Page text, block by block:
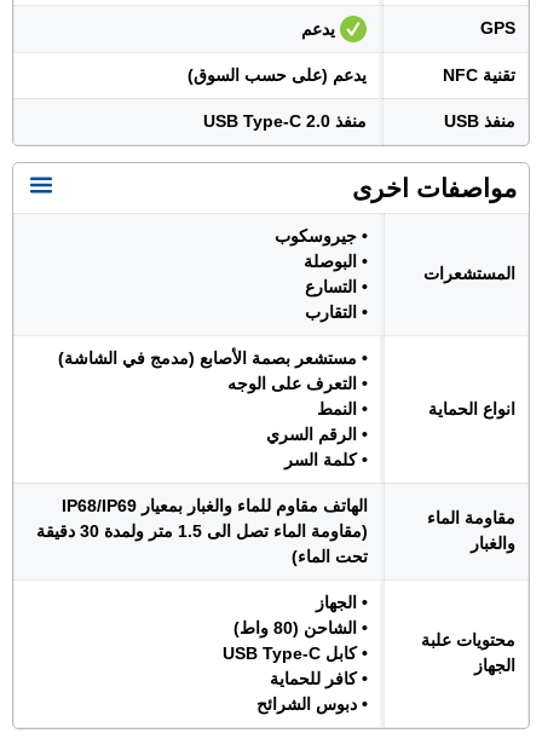
GPS يدعم
تقنية NFC يدعم (على حسب السوق)
منفذ USB منفذ USB Type-C 2.0
مواصفات اخرى
المستشعرات
• جيروسكوب
• البوصلة
• التسارع
• التقارب
انواع الحماية
• مستشعر بصمة الأصابع (مدمج في الشاشة)
• التعرف على الوجه
• النمط
• الرقم السري
• كلمة السر
مقاومة الماء
والغبار
الهاتف مقاوم للماء والغبار بمعيار IP68/IP69
(مقاومة الماء تصل الى 1.5 متر ولمدة 30 دقيقة
تحت الماء)
محتويات علبة
الجهاز
• الجهاز
• الشاحن (80 واط)
• كابل USB Type-C
• كافر للحماية
• دبوس الشرائح